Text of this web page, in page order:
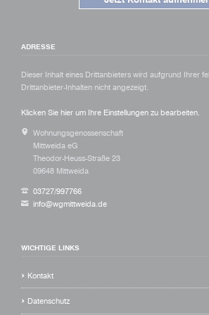
Drittanbieter-Inhalten nicht angezeigt.
Wohnungsgenossenschaft
Theodor-Heuss-Straße 23
09648 Mittweida
03727/997766
WICHTIGE LINKS
Kontakt
Impressum
Datenschutz-Einstellungen